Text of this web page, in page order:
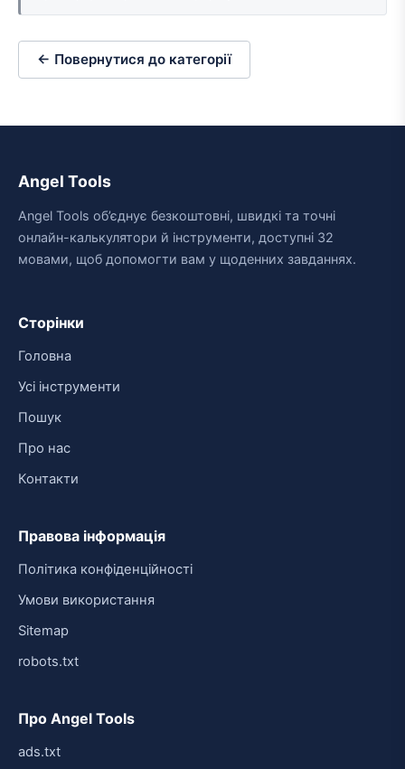
← Повернутися до категорії
Angel Tools
Angel Tools об’єднує безкоштовні, швидкі та точні
онлайн-калькулятори й інструменти, доступні 32
мовами, щоб допомогти вам у щоденних завданнях.
Сторінки
Головна
Усі інструменти
Пошук
Про нас
Контакти
Правова інформація
Політика конфіденційності
Умови використання
Sitemap
robots.txt
Про Angel Tools
ads.txt